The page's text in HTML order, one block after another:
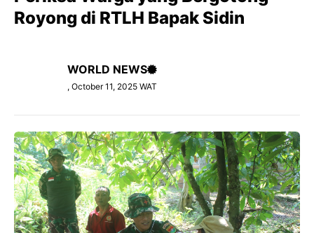
Royong di RTLH Bapak Sidin
WORLD NEWS
, October 11, 2025 WAT